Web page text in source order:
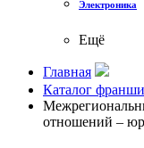
Электроника
Ещё
Главная
Каталог
отношений –